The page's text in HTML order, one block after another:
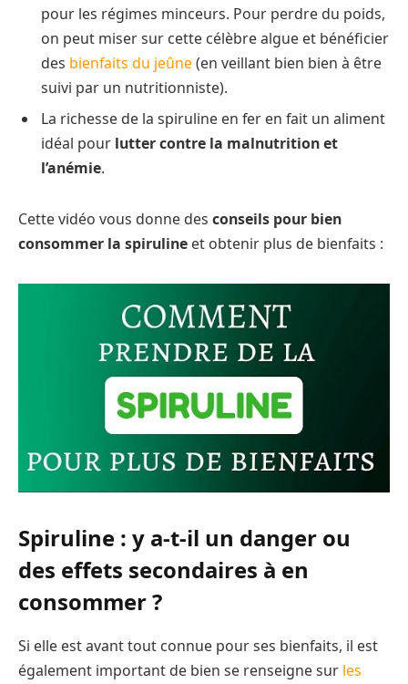
pour les régimes minceurs. Pour perdre du poids,
on peut miser sur cette célèbre algue et bénéficier
des bienfaits du jeûne(en veillant bien bien à être
suivi par un nutritionniste).
La richesse de la spiruline en fer en fait un aliment
idéal pour lutter contre la malnutrition et
l’anémie.
Cette vidéo vous donne des conseils pour bien
consommer la spiruline et obtenir plus de bienfaits :
Spiruline : y a-t-il un danger ou
des effets secondaires à en
consommer ?
Si elle est avant tout connue pour ses bienfaits, il est
également important de bien se renseigne sur les